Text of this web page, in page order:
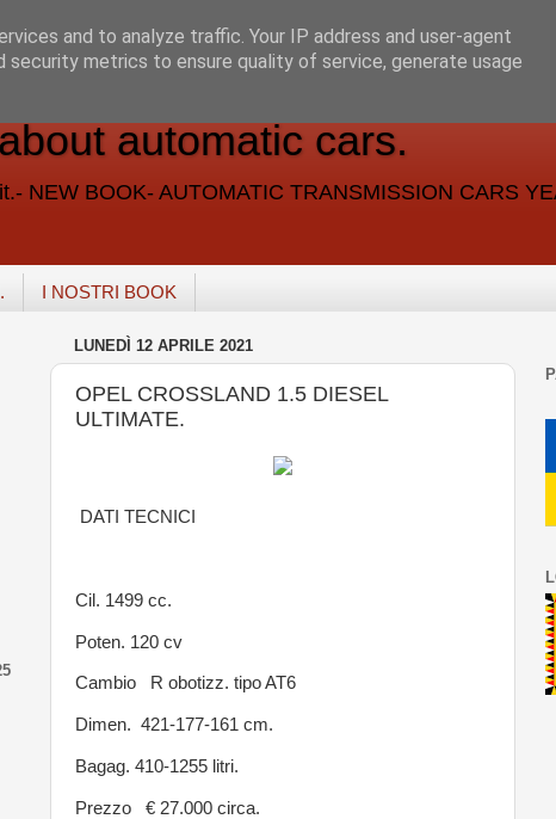
automatic cars.
NEW BOOK- AUTOMATIC TRANSMISSION CARS
I NOSTRI BOOK
LUNEDÌ 12 APRILE 2021
OPEL CROSSLAND 1.5 DIESEL
ULTIMATE.
DATI TECNICI
Cil. 1499 cc.
Poten. 120 cv
Cambio R obotizz. tipo AT6
Dimen. 421-177-161 cm.
Bagag. 410-1255 litri.
Prezzo € 27.000 circa.
and to analyze traffic. Your IP address and user-agent
security metrics to ensure quality of service, generate usage